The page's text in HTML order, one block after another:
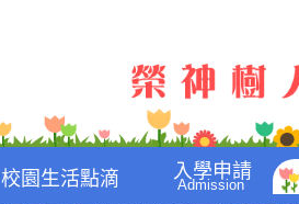
校園生活點滴 入學申請
Admission